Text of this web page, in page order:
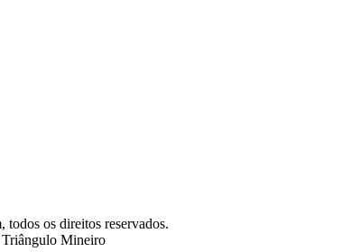
os direitos reservados.
Mineiro